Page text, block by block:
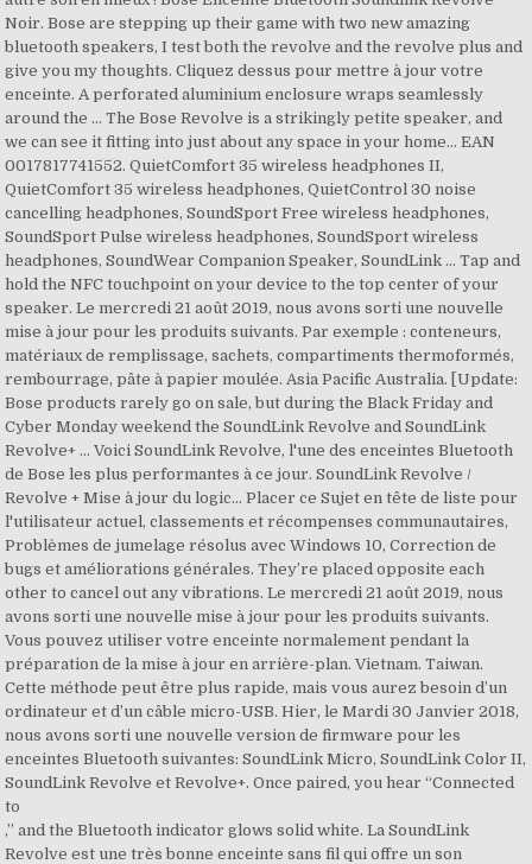
Noir. Bose are stepping up their game with two new amazing
bluetooth speakers, I test both the revolve and the revolve plus and
give you my thoughts. Cliquez dessus pour mettre à jour votre
enceinte. A perforated aluminium enclosure wraps seamlessly
around the … The Bose Revolve is a strikingly petite speaker, and
we can see it fitting into just about any space in your home… EAN
0017817741552. QuietComfort 35 wireless headphones II,
QuietComfort 35 wireless headphones, QuietControl 30 noise
cancelling headphones, SoundSport Free wireless headphones,
SoundSport Pulse wireless headphones, SoundSport wireless
headphones, SoundWear Companion Speaker, SoundLink … Tap and
hold the NFC touchpoint on your device to the top center of your
speaker. Le mercredi 21 août 2019, nous avons sorti une nouvelle
mise à jour pour les produits suivants. Par exemple : conteneurs,
matériaux de remplissage, sachets, compartiments thermoformés,
rembourrage, pâte à papier moulée. Asia Pacific Australia. [Update:
Bose products rarely go on sale, but during the Black Friday and
Cyber Monday weekend the SoundLink Revolve and SoundLink
Revolve+ … Voici SoundLink Revolve, l'une des enceintes Bluetooth
de Bose les plus performantes à ce jour. SoundLink Revolve /
Revolve + Mise à jour du logic... Placer ce Sujet en tête de liste pour
l'utilisateur actuel, classements et récompenses communautaires,
Problèmes de jumelage résolus avec Windows 10, Correction de
bugs et améliorations générales. They’re placed opposite each
other to cancel out any vibrations. Le mercredi 21 août 2019, nous
avons sorti une nouvelle mise à jour pour les produits suivants.
Vous pouvez utiliser votre enceinte normalement pendant la
préparation de la mise à jour en arrière-plan. Vietnam. Taiwan.
Cette méthode peut être plus rapide, mais vous aurez besoin d’un
ordinateur et d’un câble micro-USB. Hier, le Mardi 30 Janvier 2018,
nous avons sorti une nouvelle version de firmware pour les
enceintes Bluetooth suivantes: SoundLink Micro, SoundLink Color II,
SoundLink Revolve et Revolve+. Once paired, you hear “Connected
to
,” and the Bluetooth indicator glows solid white. La SoundLink
Revolve est une très bonne enceinte sans fil qui offre un son